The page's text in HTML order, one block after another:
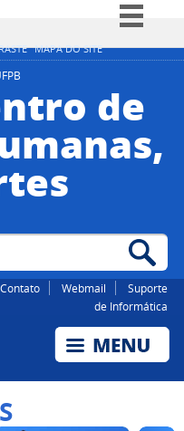
MAPA DO SITE
Simplifique!
Participe
Legislação
Canais
de
Contato Webmail
Suporte
de Informática